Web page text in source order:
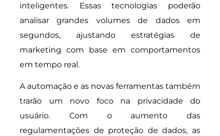
inteligentes. Essas tecnologias poderão
analisar grandes volumes de dados em
segundos, ajustando estratégias de
marketing com base em comportamentos
em tempo real.
A automação e as novas ferramentas também
trarão um novo foco na privacidade do
usuário. Com o aumento das
regulamentações de proteção de dados, as